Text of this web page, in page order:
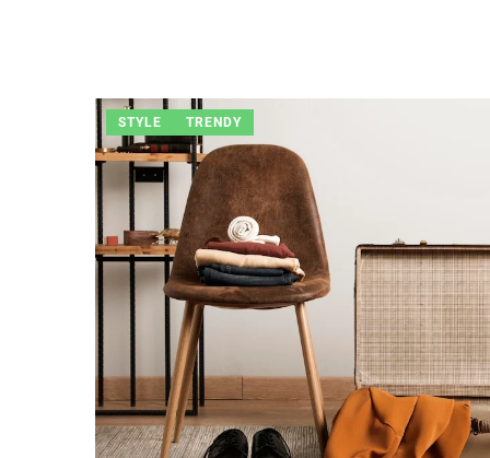
STYLE TRENDY
Mikołaj Zieliński
Jak utworzyć idealne
dla Twojego
Odkryj, jak tworzenie
relaksu dla twojego psa
stać się proste i
się, jak zaprojektować i
i przyjemne miejsce dla
świeżym powietrzu.